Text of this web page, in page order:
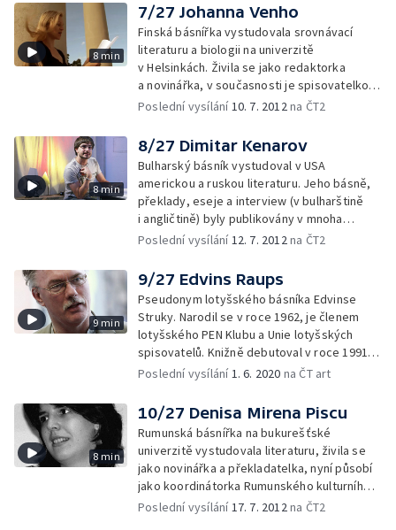
a Londýnem.
8 min
7/27 Johanna Venho
Finská básnířka vystudovala srovnávací
literaturu a biologii na univerzitě
v Helsinkách. Živila se jako redaktorka
a novinářka, v současnosti je spisovatelkou
na volné noze. Vydala čtyři romány pro děti,
poezie.
Poslední vysílání10. 7. 2012na ČT2
8 min
8/27 Dimitar Kenarov
Bulharský básník vystudoval v USA
americkou a ruskou literaturu. Jeho básně,
překlady, eseje a interview (v bulharštině
i angličtině) byly publikovány v mnoha
časopisech. Zatím vydal dvě básnické
Poslední vysílání12. 7. 2012na ČT2
9 min
9/27 Edvins Raups
Pseudonym lotyšského básníka Edvinse
Struky. Narodil se v roce 1962, je členem
lotyšského PEN Klubu a Unie lotyšských
spisovatelů. Knižně debutoval v roce 1991
a od té doby vydal další čtyři básnické
a angličtiny.
Poslední vysílání1. 6. 2020 na ČT art
8 min
10/27 Denisa Mirena Piscu
Rumunská básnířka na bukurešťské
univerzitě vystudovala literaturu, živila se
jako novinářka a překladatelka, nyní působí
jako koordinátorka Rumunského kulturního
centra v Bukurešti. Poezii publikuje
Poslední vysílání17. 7. 2012na ČT2